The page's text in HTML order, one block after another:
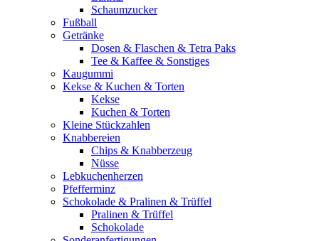
Schaumzucker
Fußball
Getränke
Dosen & Flaschen & Tetra Paks
Tee & Kaffee & Sonstiges
Kaugummi
Kekse & Kuchen & Torten
Kekse
Kuchen & Torten
Kleine Stückzahlen
Knabbereien
Chips & Knabberzeug
Nüsse
Lebkuchenherzen
Pfefferminz
Schokolade & Pralinen & Trüffel
Pralinen & Trüffel
Schokolade